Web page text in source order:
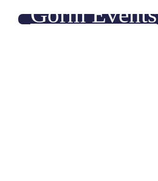
Gorm Events